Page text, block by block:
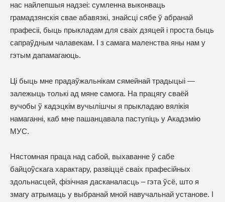
нас найлепшыя надзеі: сумленна выконваць
грамадзянскія свае абавязкі, знайсці сябе ў абранай
прафесіі, быць прыкладам для сваіх дзяцей і проста быць
сапраўдным чалавекам. І з самага маленства яны нам у
гэтым дапамагаюць.
Ці быць мне прадаўжальнікам сямейнай традыцыі —
залежыць толькі ад мяне самога. На працягу сваёй
вучобы ў кадэцкім вучылішчы я прыкладаю вялікія
намаганні, каб мне пашанцавала паступіць у Акадэмію
МУС.
Нястомная праца над сабой, выхаванне ў сабе
байцоўскага характару, развіццё сваіх прафесійных
здольнасцей, фізічная дасканаласць – гэта ўсё, што я
змагу атрымаць у выбранай мной навучальнай установе. І